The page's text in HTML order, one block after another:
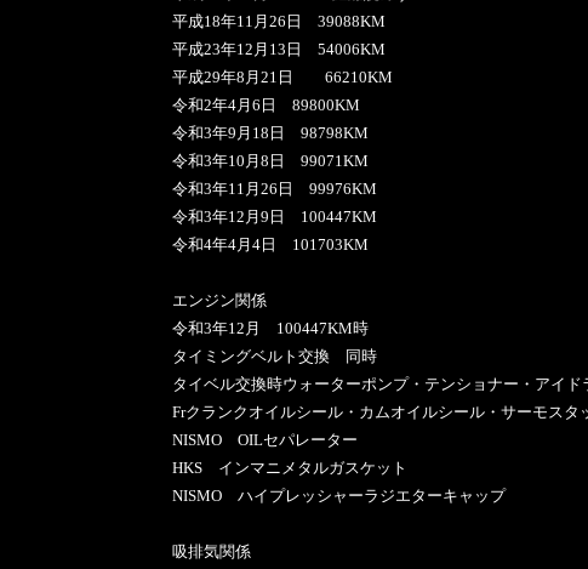
平成18年11月26日 39088KM
平成23年12月13日 54006KM
平成29年8月21日 66210KM
令和2年4月6日 89800KM
令和3年9月18日 98798KM
令和3年10月8日 99071KM
令和3年11月26日 99976KM
令和3年12月9日 100447KM
令和4年4月4日 101703KM
エンジン関係
令和3年12月 100447KM時
タイミングベルト交換 同時
タイベル交換時ウォーターポンプ・テンショナー・アイド
Frクランクオイルシール・カムオイルシール・サーモスタ
NISMO OILセパレーター
HKS インマニメタルガスケット
NISMO ハイプレッシャーラジエターキャップ
吸排気関係